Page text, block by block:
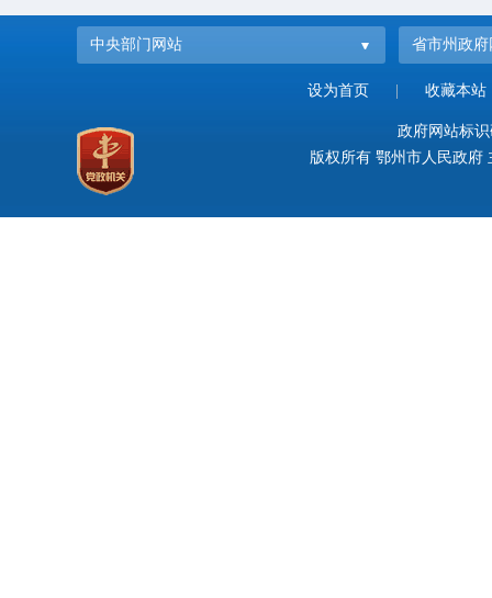
中央部门网站 省市州政府
设为首页 收藏本站
政府网站标
版权所有 鄂州市人民政府